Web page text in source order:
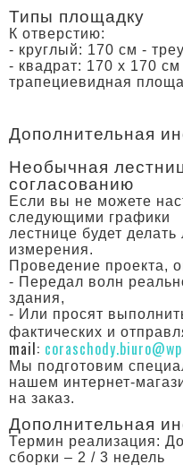
Типы площадку
К отверстию:
- круглый: 170 см -
- квадрат: 170 х 170 см
трапециевидная
Дополнительная
Необычная
согласованию
Если вы не можете
следующими графики
лестнице будет
измерения.
Проведение проекта,
- Передал волн
здания,
- Или просят
фактических и
mail:
Мы подготовим
нашем интернет-
на заказ.
Дополнительная
Термин реализация:
сборки – 2 / 3 недель